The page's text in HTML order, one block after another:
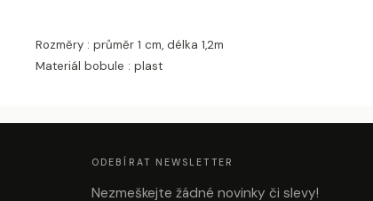
Rozměry : průměr 1 cm, délka 1,2m
Materiál bobule : plast
Z
ODEBÍRAT NEWSLETTER
Nezmeškejte žádné novinky či slevy!